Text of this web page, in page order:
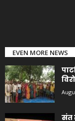
EVEN MORE NEWS
संत